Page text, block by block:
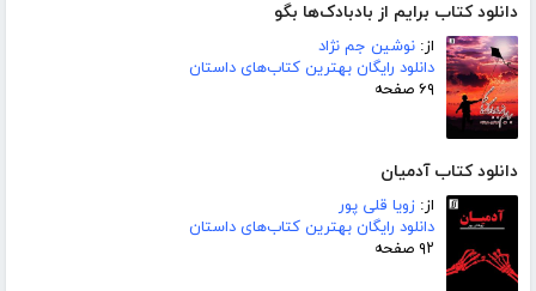
دانلود کتاب برایم از بادبادک‌ها بگو
از: نوشین جم نژاد
دانلود رایگان بهترین کتاب‌های داستان
۶۹ صفحه
دانلود کتاب آدمیان
از: زویا قلی پور
دانلود رایگان بهترین کتاب‌های داستان
۹۲ صفحه